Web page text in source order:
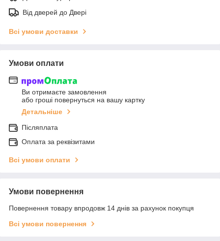
Від дверей до Двері
Всі умови доставки
Умови оплати
Ви отримаєте замовлення
або гроші повернуться на вашу картку
Детальніше
Післяплата
Оплата за реквізитами
Всі умови оплати
Умови повернення
Повернення товару впродовж 14 днів за рахунок покупця
Всі умови повернення